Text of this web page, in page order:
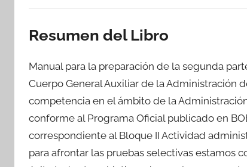
Resumen del Libro
Manual para la preparación de la segunda
Cuerpo General Auxiliar de la Administración
competencia en el ámbito de la
conforme al Programa Oficial publicado en
correspondiente al Bloque II Actividad
para afrontar las pruebas selectivas estamos